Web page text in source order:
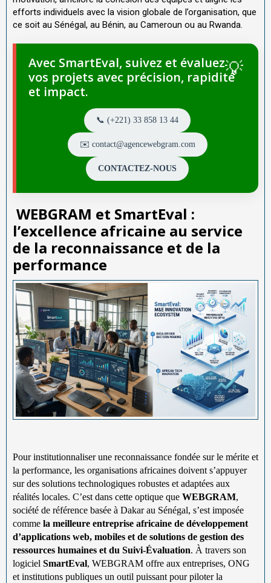
efforts individuels avec la vision globale de l’organisation, que
ce soit au Sénégal, au Bénin, au Cameroun ou au Rwanda.
Avec SmartEval, suivez et évaluez
vos projets avec précision, rapidité
et impact.
📞 (+221) 33 858 13 44
✉️ contact@agencewebgram.com
CONTACTEZ-NOUS
WEBGRAM et SmartEval :
l’excellence africaine au service
de la reconnaissance et de la
performance
Pour institutionnaliser une reconnaissance fondée sur le mérite et
la performance, les organisations africaines doivent s’appuyer
sur des solutions technologiques robustes et adaptées aux
réalités locales. C’est dans cette optique que WEBGRAM,
société de référence basée à Dakar au Sénégal, s’est imposée
comme la meilleure entreprise africaine de développement
d’applications web, mobiles et de solutions de gestion des
ressources humaines et du Suivi-Évaluation. À travers son
logiciel SmartEval, WEBGRAM offre aux entreprises, ONG
et institutions publiques un outil puissant pour piloter la